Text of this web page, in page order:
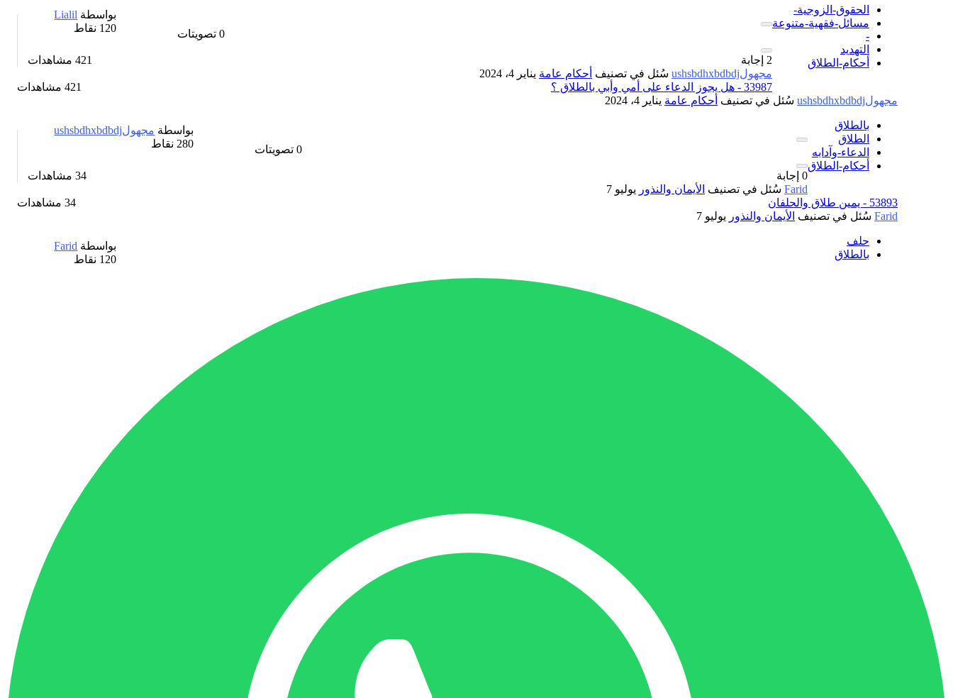
بواسطة Lialil
120 نقاط
الحقوق-الزوجية-
مسائل-فقهية-متنوعة
-
التهديد
أحكام-الطلاق
0تصويتات
2 إجابة 421 مشاهدات
مجهولushsbdhxbdbdj
سُئل في تصنيف أحكام عامة يناير 4، 2024
421 مشاهدات
33987 - هل يجوز الدعاء على أمي وأبي بالطلاق ؟
مجهولushsbdhxbdbdj
سُئل في تصنيف أحكام عامة يناير 4، 2024
بواسطة مجهولushsbdhxbdbdj
280 نقاط
بالطلاق
الطلاق
الدعاء-وآدابه
أحكام-الطلاق
0تصويتات
0 إجابة 34 مشاهدات
Farid سُئل في تصنيف الأيمان والنذور يوليو 7
34 مشاهدات
53893 - يمين طلاق والحلفان
Farid سُئل في تصنيف الأيمان والنذور يوليو 7
بواسطة Farid
120 نقاط
حلف
بالطلاق